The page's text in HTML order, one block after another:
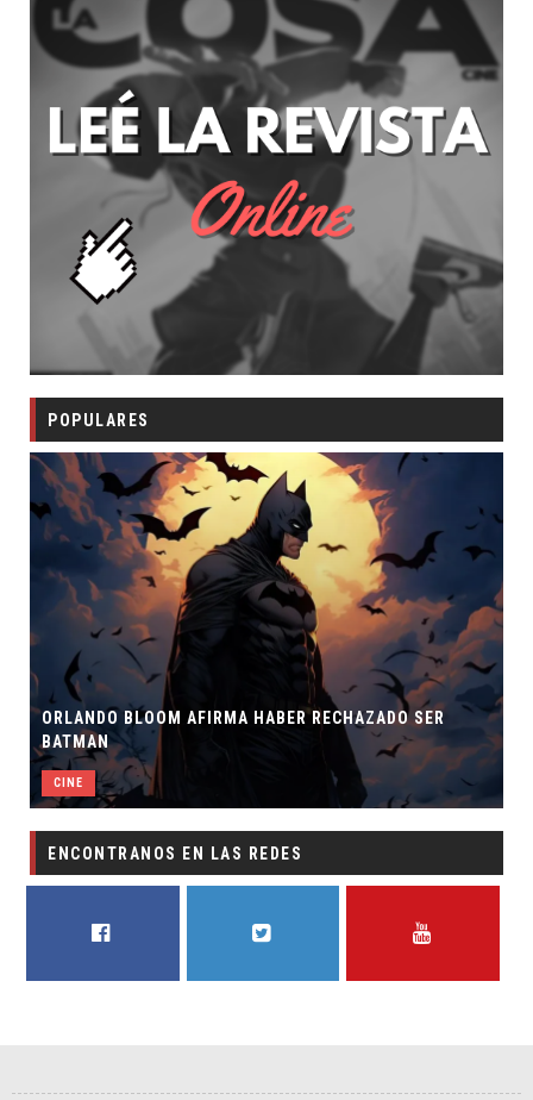
POPULARES
ORLANDO BLOOM AFIRMA HABER RECHAZADO SER
BATMAN
CINE
ENCONTRANOS EN LAS REDES